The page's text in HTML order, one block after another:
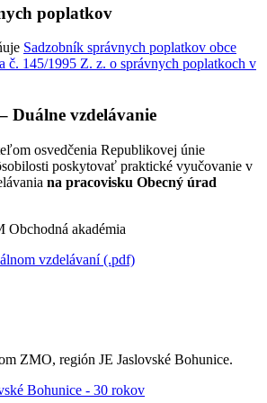
poplatkov
Sadzobník správnych poplatkov obce
č. 145/1995 Z. z. o správnych poplatkoch v
Duálne vzdelávanie
osvedčenia Republikovej únie
poskytovať praktické vyučovanie v
na pracovisku Obecný úrad
Obchodná akadémia
vzdelávaní (.pdf)
ZMO, región JE Jaslovské Bohunice.